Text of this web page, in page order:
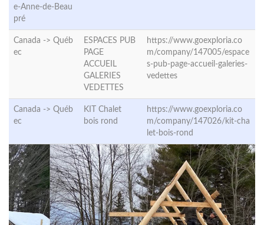
e-Anne-de-Beau
pré
Canada -> Québ
ec
ESPACES PUB
PAGE
ACCUEIL
GALERIES
VEDETTES
https://www.goexploria.co
m/company/147005/espace
s-pub-page-accueil-galeries-
vedettes
Canada -> Québ
ec
KIT Chalet
bois rond
https://www.goexploria.co
m/company/147026/kit-cha
let-bois-rond